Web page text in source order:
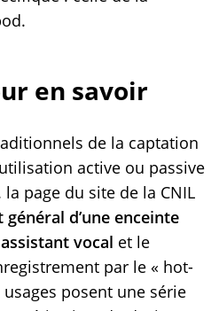
en savoir
de la captation
active ou passive
la page du site de la CNIL
d’une enceinte
vocal et le
par le « hot-
posent une série